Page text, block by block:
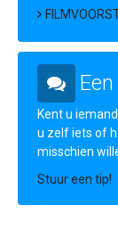
Kent u
u zelf iets of
misschien
Stuur een tip!